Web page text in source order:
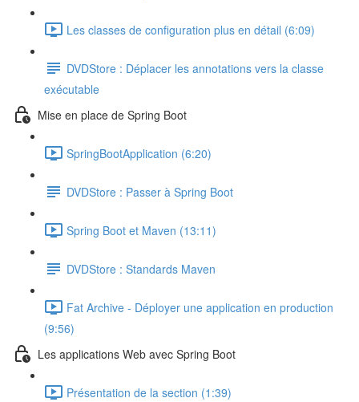
Les classes de configuration plus en détail (6:09)
DVDStore : Déplacer les annotations vers la classe
exécutable
Mise en place de Spring Boot
SpringBootApplication (6:20)
DVDStore : Passer à Spring Boot
Spring Boot et Maven (13:11)
DVDStore : Standards Maven
Fat Archive - Déployer une application en production
(9:56)
Les applications Web avec Spring Boot
Présentation de la section (1:39)